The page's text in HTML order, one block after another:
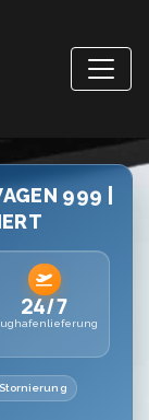
999 |
24/7